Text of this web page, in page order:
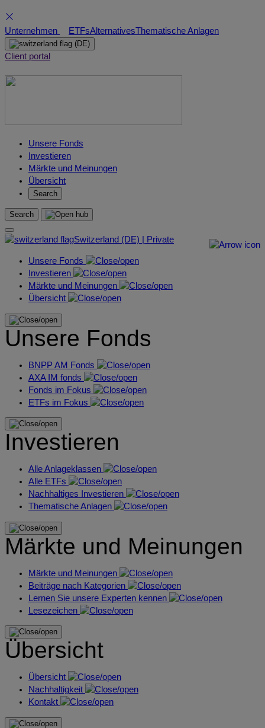
Skip
to
content
Unternehmen ETFsAlternativesThematische Anlagen
(DE)
Client portal
Unsere Fonds
Investieren
Märkte und Meinungen
Übersicht
Search
Search
Switzerland (DE) | Private
Unsere Fonds
Investieren
Märkte und Meinungen
Übersicht
Unsere Fonds
BNPP AM Fonds
AXA IM fonds
Fonds im Fokus
ETFs im Fokus
Investieren
Alle Anlageklassen
Alle ETFs
Nachhaltiges Investieren
Thematische Anlagen
Märkte und Meinungen
Märkte und Meinungen
Beiträge nach Kategorien
Lernen Sie unsere Experten kennen
Lesezeichen
Übersicht
Übersicht
Nachhaltigkeit
Kontakt